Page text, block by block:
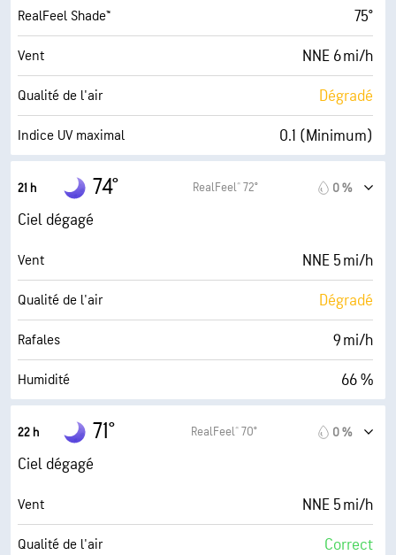
Point de rosée 63° F
AccuLumen Brightness Index™ 6 (Moyenne)
Couverture nuageuse 19 %
Visibilité 10 mi
RealFeel Shade™ 75°
Vent NNE 6 mi/h
Qualité de l'air Dégradé
Indice UV maximal 0.1 (Minimum)
Humidité
Point de rosée 62° F
AccuLumen Brightness Index™ 0 (Sombre)
Couverture nuageuse 6 %
Visibilité 10 mi
21 h 74° RealFeel® 72° 0 %
Ciel dégagé
Vent NNE 5 mi/h
Qualité de l'air Dégradé
Rafales 9 mi/h
Humidité 66 %
Point de rosée
AccuLumen Brightness Index™
Couverture nuageuse 5 %
Visibilité 10 mi
22 h 71° RealFeel® 70° 0 %
Ciel dégagé
Vent NNE 5 mi/h
Qualité de l'air Correct